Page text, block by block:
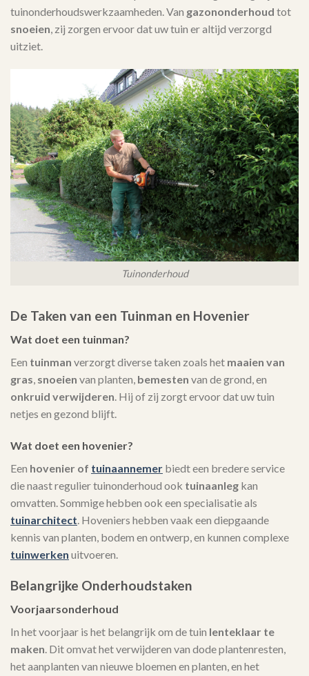
tuinonderhoudswerkzaamheden. Van gazononderhoud tot
snoeien, zij zorgen ervoor dat uw tuin er altijd verzorgd
uitziet.
Tuinonderhoud
De Taken van een Tuinman en Hovenier
Wat doet een tuinman?
Een tuinman verzorgt diverse taken zoals het maaien van
gras, snoeien van planten, bemesten van de grond, en
onkruid verwijderen. Hij of zij zorgt ervoor dat uw tuin
netjes en gezond blijft.
Wat doet een hovenier?
Een hovenier of tuinaannemer biedt een bredere service
die naast regulier tuinonderhoud ook tuinaanleg kan
omvatten. Sommige hebben ook een specialisatie als
tuinarchitect. Hoveniers hebben vaak een diepgaande
kennis van planten, bodem en ontwerp, en kunnen complexe
tuinwerken uitvoeren.
Belangrijke Onderhoudstaken
Voorjaarsonderhoud
In het voorjaar is het belangrijk om de tuin lenteklaar te
maken. Dit omvat het verwijderen van dode plantenresten,
het aanplanten van nieuwe bloemen en planten, en het